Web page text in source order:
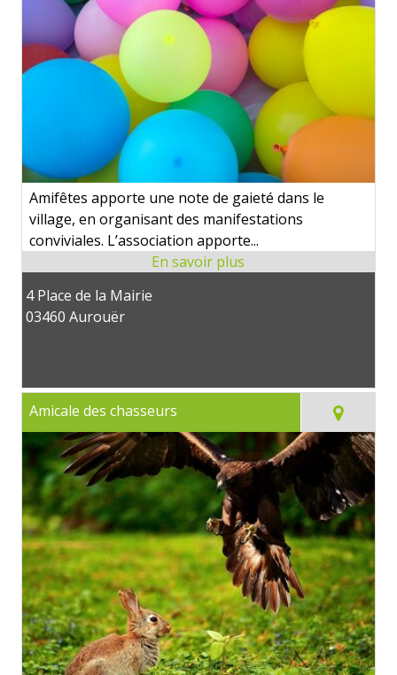
Amifêtes apporte une note de gaieté dans le
village, en organisant des manifestations
conviviales. L’association apporte...
4 Place de la Mairie
03460 Aurouër
Amicale des chasseurs